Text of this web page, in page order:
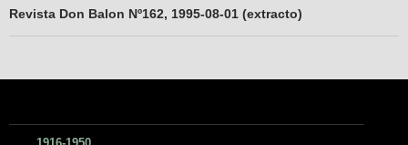
de
Revista Don Balon Nº162, 1995-08-01 (extracto)